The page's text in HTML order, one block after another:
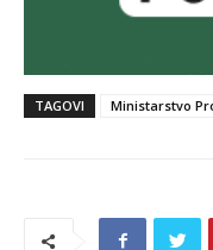
TAGOVI Ministarstvo